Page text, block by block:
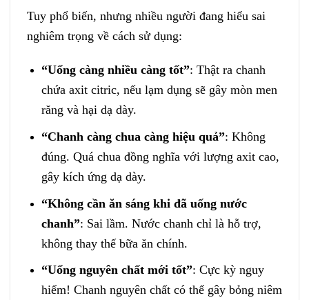
Tuy phổ biến, nhưng nhiều người đang hiểu sai
nghiêm trọng về cách sử dụng:
“Uống càng nhiều càng tốt”: Thật ra chanh
chứa axit citric, nếu lạm dụng sẽ gây mòn men
răng và hại dạ dày.
“Chanh càng chua càng hiệu quả”: Không
đúng. Quá chua đồng nghĩa với lượng axit cao,
gây kích ứng dạ dày.
“Không cần ăn sáng khi đã uống nước
chanh”: Sai lầm. Nước chanh chỉ là hỗ trợ,
không thay thế bữa ăn chính.
“Uống nguyên chất mới tốt”: Cực kỳ nguy
hiểm! Chanh nguyên chất có thể gây bỏng niêm